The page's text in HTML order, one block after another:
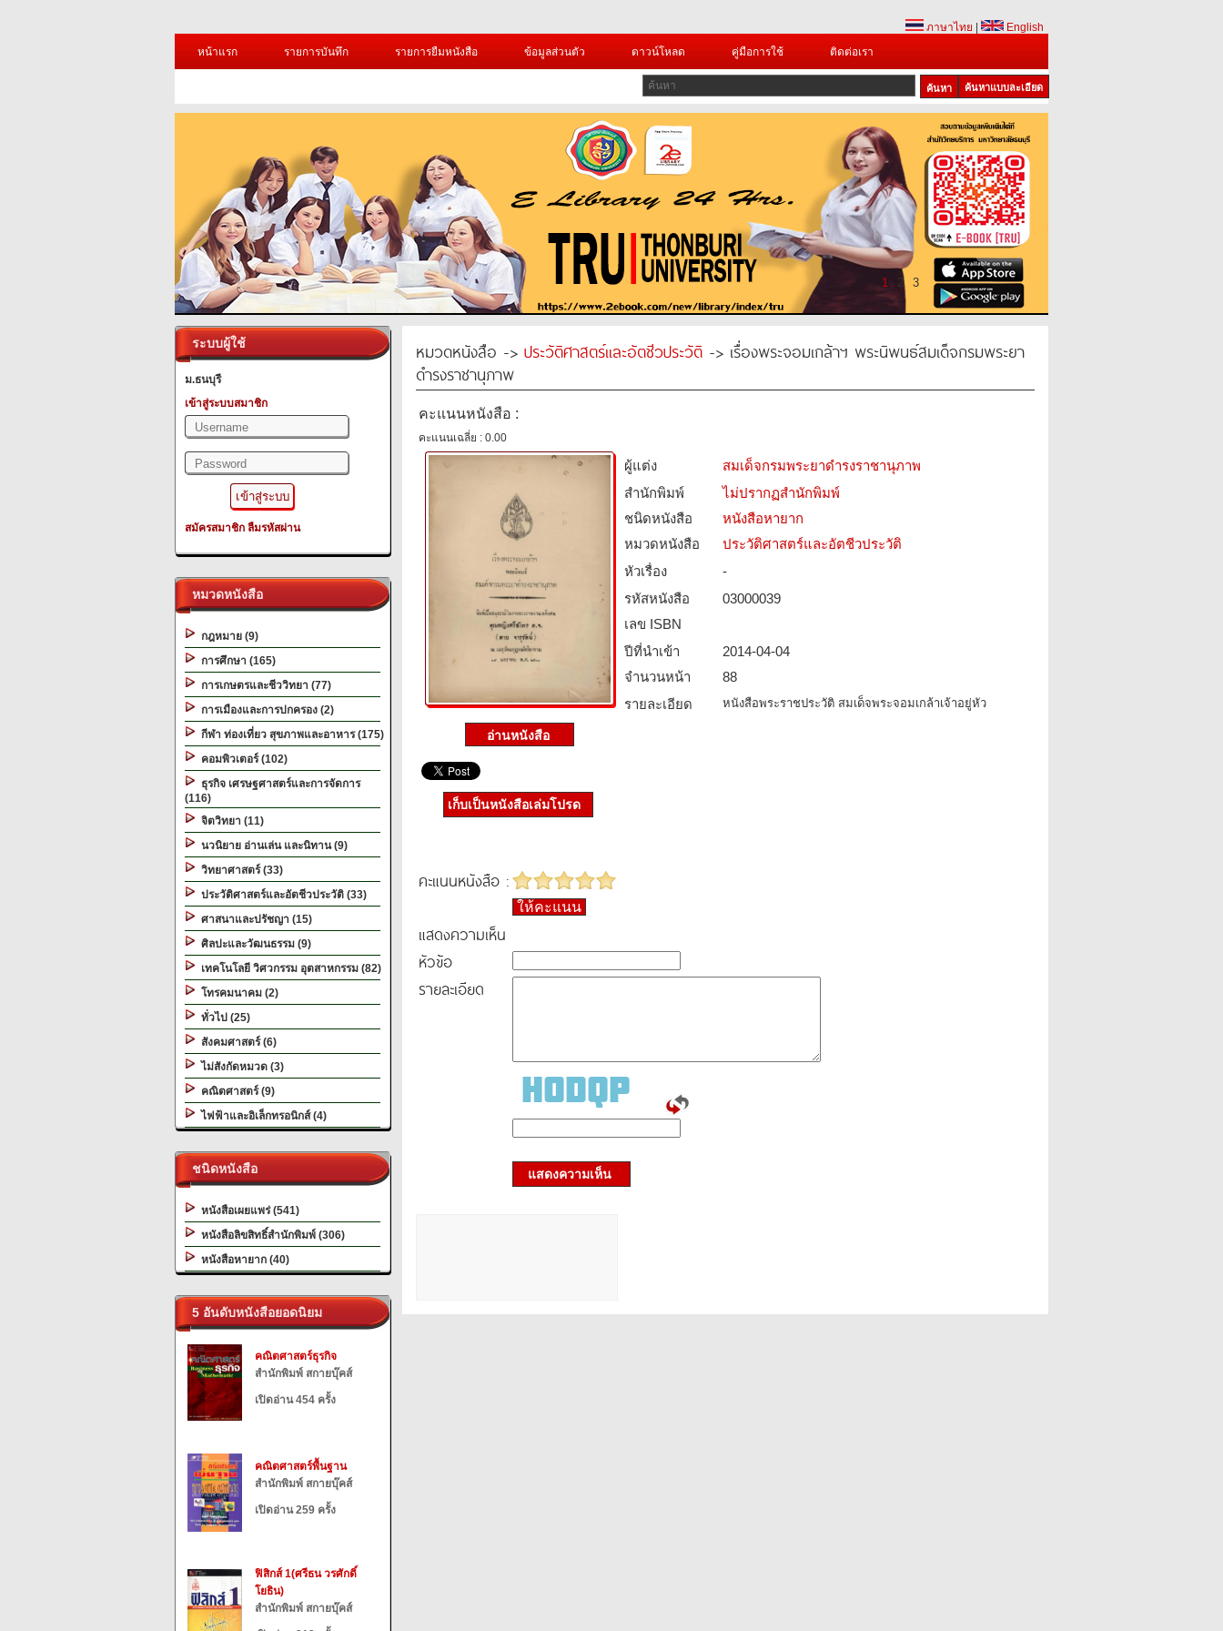
ภาษาไทย
English
หน้าแรก
รายการบันทึก รายการยืมหนังสือ ข้อมูลส่วนตัว ดาวน์โหลด คู่มือการใช้ ติดต่อเรา
ค้นหาแบบละเอียด
1 2 3
ระบบผู้ใช้
ม.ธนบุรี
เข้าสู่ระบบสมาชิก
สมัครสมาชิก ลืมรหัสผ่าน
หมวดหนังสือ
กฎหมาย (9)
การศึกษา (165)
การเกษตรและชีววิทยา (77)
การเมืองและการปกครอง (2)
กีฬา ท่องเที่ยว สุขภาพและอาหาร (175)
คอมพิวเตอร์ (102)
ธุรกิจ เศรษฐศาสตร์และการจัดการ
(116)
จิตวิทยา (11)
นวนิยาย อ่านเล่น และนิทาน (9)
วิทยาศาสตร์ (33)
ประวัติศาสตร์และอัตชีวประวัติ (33)
ศาสนาและปรัชญา (15)
ศิลปะและวัฒนธรรม (9)
เทคโนโลยี วิศวกรรม อุตสาหกรรม (82)
โทรคมนาคม (2)
ทั่วไป (25)
สังคมศาสตร์ (6)
ไม่สังกัดหมวด (3)
คณิตศาสตร์ (9)
ไฟฟ้าและอิเล็กทรอนิกส์ (4)
ชนิดหนังสือ
หนังสือเผยแพร่ (541)
หนังสือลิขสิทธิ์สำนักพิมพ์ (306)
หนังสือหายาก (40)
5 อันดับหนังสือยอดนิยม
คณิตศาสตร์ธุรกิจ
สำนักพิมพ์ สกายบุ๊คส์
เปิดอ่าน 454 ครั้ง
คณิตศาสตร์พื้นฐาน
สำนักพิมพ์ สกายบุ๊คส์
เปิดอ่าน 259 ครั้ง
ฟิสิกส์ 1(ศรีธน วรศักดิ์
โยธิน)
สำนักพิมพ์ สกายบุ๊คส์
หมวดหนังสือ -> ประวัติศาสตร์และอัตชีวประวัติ -> เรื่องพระจอมเกล้าฯ พระนิพนธ์สมเด็จกรมพระยา
ดำรงราชานุภาพ
คะแนนหนังสือ :
คะแนนเฉลี่ย : 0.00
ผู้แต่ง
สมเด็จกรมพระยาดำรงราชานุภาพ
สำนักพิมพ์
ไม่ปรากฏสำนักพิมพ์
ชนิดหนังสือ­
หนังสือหายาก
หมวดหนังสือ­
ประวัติศาสตร์และอัตชีวประวัติ
หัวเรื่อง
-
รหัสหนังสือ­
03000039
เลข ISBN
ปีที่นำเข้า
2014-04-04
จำนวนหน้า
88
รายละเอียด
หนังสือพระราชประวัติ สมเด็จพระจอมเกล้าเจ้าอยู่หัว
เก็บเป็นหนังสือเล่มโปรด
คะแนนหนังสือ :
ให้คะแนน
แสดงความเห็น
หัวข้อ
รายละเอียด
แสดงความเห็น